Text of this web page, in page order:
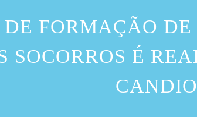
DE FORMAÇÃO
SOCORROS É